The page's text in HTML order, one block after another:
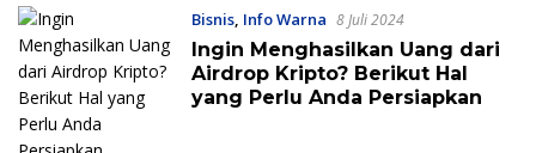
Bisnis, Info Warna 8 Juli 2024
Ingin Menghasilkan Uang dari
Airdrop Kripto? Berikut Hal
yang Perlu Anda Persiapkan